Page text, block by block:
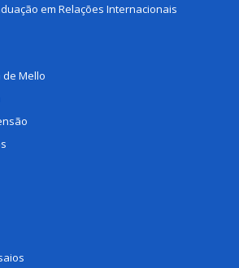
em Relações Internacionais
de Mello